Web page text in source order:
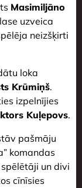
Masimiljāno
uzveica
neizšķirti
loka
Krūmiņš.
izpelnījies
Kuļepovs.
pašmāju
komandas
un divi
cīnīsies